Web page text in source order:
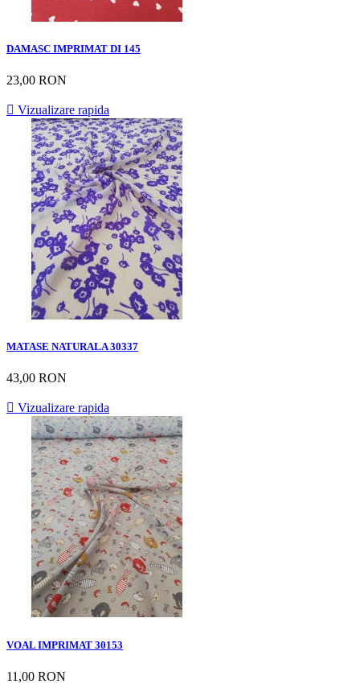
DAMASC IMPRIMAT DI 145
23,00 RON
 Vizualizare rapida
MATASE NATURALA 30337
43,00 RON
 Vizualizare rapida
VOAL IMPRIMAT 30153
11,00 RON